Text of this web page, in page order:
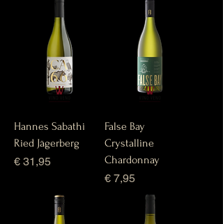
Hannes Sabathi
Ried Jägerberg
Prijs
€ 31,95
False Bay
Crystalline
Chardonnay
Prijs
€ 7,95